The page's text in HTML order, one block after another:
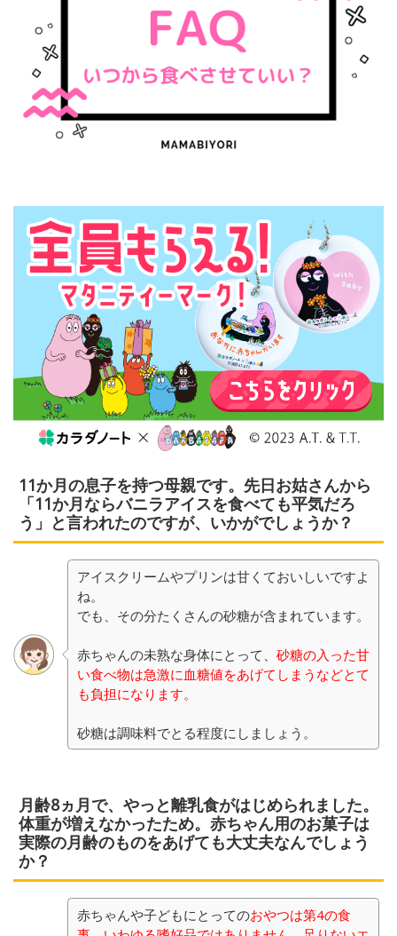
11か月の息子を持つ母親です。先日お姑さんから
「11か月ならバニラアイスを食べても平気だろ
う」と言われたのですが、いかがでしょうか？
アイスクリームやプリンは甘くておいしいですよ
ね。
でも、その分たくさんの砂糖が含まれています。
赤ちゃんの未熟な身体にとって、 砂糖の入った甘
い食べ物は急激に血糖値をあげてしまうなどとて
も負担になります。
砂糖は調味料でとる程度にしましょう。
月齢8ヵ月で、やっと離乳食がはじめられました。
体重が増えなかったため。赤ちゃん用のお菓子は
実際の月齢のものをあげても大丈夫なんでしょう
か？
赤ちゃんや子どもにとってのおやつは第4の食